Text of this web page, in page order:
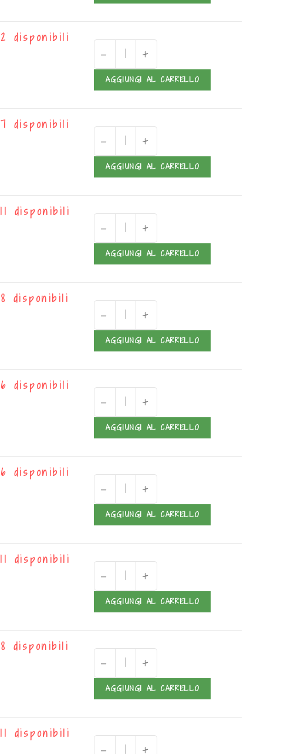
2 disponibili
- +
AGGIUNGI AL CARRELLO
7 disponibili
- +
AGGIUNGI AL CARRELLO
11 disponibili
- +
AGGIUNGI AL CARRELLO
8 disponibili
- +
AGGIUNGI AL CARRELLO
6 disponibili
- +
AGGIUNGI AL CARRELLO
6 disponibili
- +
AGGIUNGI AL CARRELLO
11 disponibili
- +
AGGIUNGI AL CARRELLO
8 disponibili
- +
AGGIUNGI AL CARRELLO
11 disponibili
- +